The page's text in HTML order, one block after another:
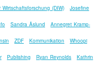
(DIW) Josefine
Sandra Åslund Annegret Kramp-
ZDF Kommunikation Whoopi
Publishing Ryan Reynolds Kathrin